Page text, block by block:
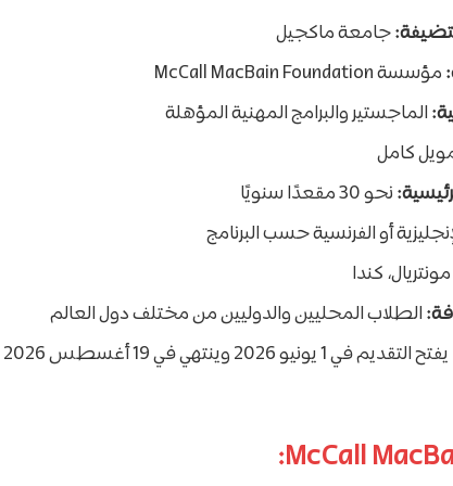
جامعة ماكجيل
مؤسسة McCall MacBain Foundation
الماجستير والبرامج المهنية المؤهلة
كامل
نحو 30 مقعدًا سنويًا
أو الفرنسية حسب البرنامج
مونتريال، كندا
الطلاب المحليين والدوليين من مختلف دول العالم